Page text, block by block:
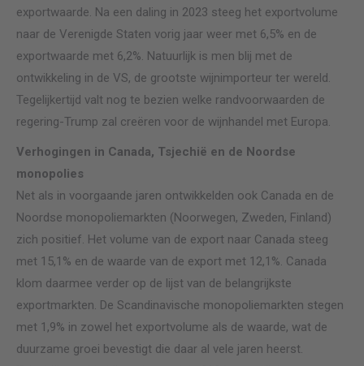
exportwaarde. Na een daling in 2023 steeg het exportvolume
naar de Verenigde Staten vorig jaar weer met 6,5% en de
exportwaarde met 6,2%. Natuurlijk is men blij met de
ontwikkeling in de VS, de grootste wijnimporteur ter wereld.
Tegelijkertijd valt nog te bezien welke randvoorwaarden de
regering-Trump zal creëren voor de wijnhandel met Europa.
Verhogingen in Canada, Tsjechië en de Noordse
monopolies
Net als in voorgaande jaren ontwikkelden ook Canada en de
Noordse monopoliemarkten (Noorwegen, Zweden, Finland)
zich positief. Het volume van de export naar Canada steeg
met 15,1% en de waarde van de export met 12,1%. Canada
klom daarmee verder op de lijst van de belangrijkste
exportmarkten. De Scandinavische monopoliemarkten stegen
met 1,9% in zowel het exportvolume als de waarde, wat de
duurzame groei bevestigt die daar al vele jaren heerst.